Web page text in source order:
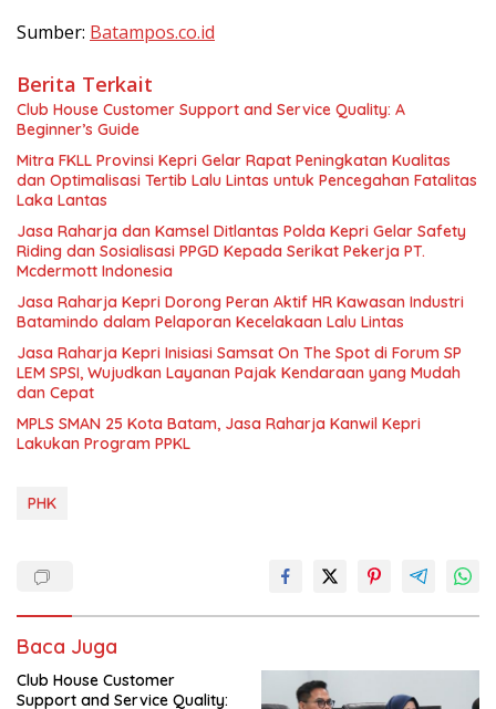
Sumber: Batampos.co.id
Berita Terkait
Club House Customer Support and Service Quality: A
Beginner’s Guide
Mitra FKLL Provinsi Kepri Gelar Rapat Peningkatan Kualitas
dan Optimalisasi Tertib Lalu Lintas untuk Pencegahan Fatalitas
Laka Lantas
Jasa Raharja dan Kamsel Ditlantas Polda Kepri Gelar Safety
Riding dan Sosialisasi PPGD Kepada Serikat Pekerja PT.
Mcdermott Indonesia
Jasa Raharja Kepri Dorong Peran Aktif HR Kawasan Industri
Batamindo dalam Pelaporan Kecelakaan Lalu Lintas
Jasa Raharja Kepri Inisiasi Samsat On The Spot di Forum SP
LEM SPSI, Wujudkan Layanan Pajak Kendaraan yang Mudah
dan Cepat
MPLS SMAN 25 Kota Batam, Jasa Raharja Kanwil Kepri
Lakukan Program PPKL
PHK
Baca Juga
Club House Customer
Support and Service Quality: